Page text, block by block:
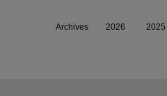
Archives 2026 2025